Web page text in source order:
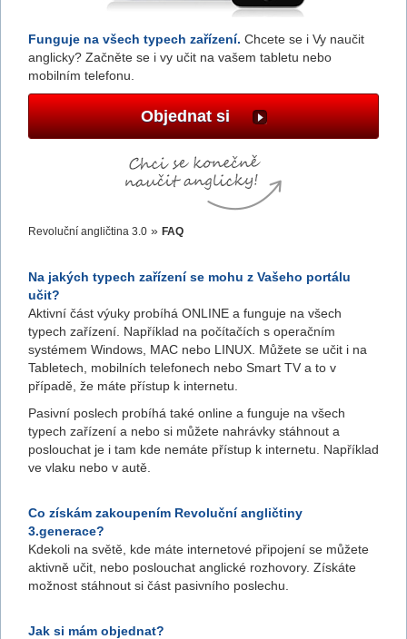
Funguje na všech typech zařízení. Chcete se i Vy naučit
anglicky? Začněte se i vy učit na vašem tabletu nebo
mobilním telefonu.
Objednat si
Revoluční angličtina 3.0 » FAQ
Na jakých typech zařízení se mohu z Vašeho portálu
učit?
Aktivní část výuky probíhá ONLINE a funguje na všech
typech zařízení. Například na počítačích s operačním
systémem Windows, MAC nebo LINUX. Můžete se učit i na
Tabletech, mobilních telefonech nebo Smart TV a to v
případě, že máte přístup k internetu.
Pasivní poslech probíhá také online a funguje na všech
typech zařízení a nebo si můžete nahrávky stáhnout a
poslouchat je i tam kde nemáte přístup k internetu. Například
ve vlaku nebo v autě.
Co získám zakoupením Revoluční angličtiny
3.generace?
Kdekoli na světě, kde máte internetové připojení se můžete
aktivně učit, nebo poslouchat anglické rozhovory. Získáte
možnost stáhnout si část pasivního poslechu.
Jak si mám objednat?